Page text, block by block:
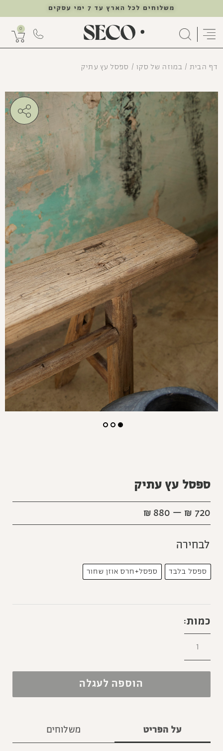
משלוחים לכל הארץ עד 7 ימי עסקים
0
דף הבית/ במוזה של סקו / ספסל עץ עתיק
ספסל עץ עתיק
₪ 720
–
₪880
לבחירה
ספסל בלבד ספסל+חרס אוזן שחור
הוספה לעגלה
על הפריט משלוחים